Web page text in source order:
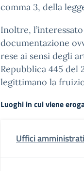
comma 3, della
Inoltre,
documentazione
rese ai sensi degli
Repubblica 445 del
legittimano la
Luoghi in cui viene
Uffici